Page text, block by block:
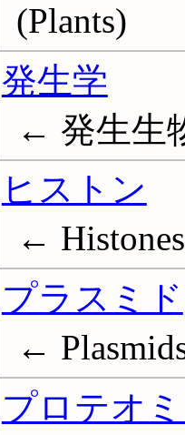
(Plants)
発生学
← 発生生
ヒストン
← Histones
プラスミド
←
プロテオ